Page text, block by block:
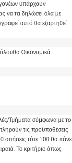
γονέων υπάρχουν
να τα δηλώσει όλα με
αυτό θα εξαρτηθεί
Οικονομικά
Τμήματα σύμφωνα με το
τις προϋποθέσεις
τότε 100 θα πάνε
Το κριτήριο όπως